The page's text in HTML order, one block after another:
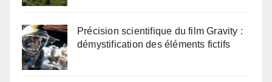
Précision scientifique du film Gravity :
démystification des éléments fictifs